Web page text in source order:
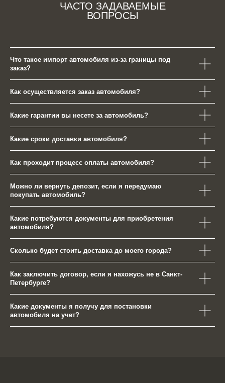
ЧАСТО ЗАДАВАЕМЫЕ
ВОПРОСЫ
Что такое импорт автомобиля из-за границы под
заказ?
Как осуществляется заказ автомобиля?
Какие гарантии вы несете за автомобиль?
Какие сроки доставки автомобиля?
Как проходит процесс оплаты автомобиля?
Можно ли вернуть депозит, если я передумаю
покупать автомобиль?
Какие потребуются документы для приобретения
автомобиля?
Сколько будет стоить доставка до моего города?
Как заключить договор, если я нахожусь не в Санкт-
Петербурге?
Какие документы я получу для постановки
автомобиля на учет?